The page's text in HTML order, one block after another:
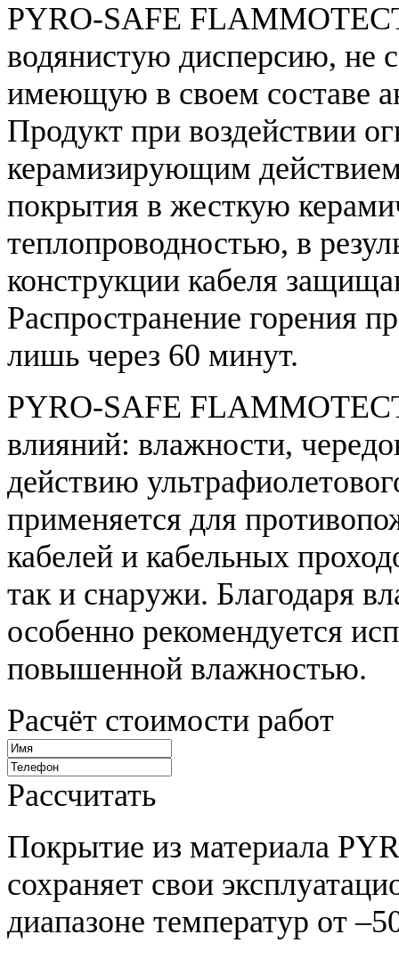
PYRO-SAFE
водянистую дисперсию, не
имеющую в своем составе
Продукт при воздействии
керамизирующим
покрытия в жесткую
теплопроводностью, в
конструкции кабеля
Распространение горения
лишь через 60 минут.
PYRO-SAFE
влияний: влажности,
действию
применяется для
кабелей и кабельных
так и снаружи. Благодаря
особенно рекомендуется
повышенной влажностью.
Расчёт стоимости работ
Рассчитать
Покрытие из материала
сохраняет свои
диапазоне температур от